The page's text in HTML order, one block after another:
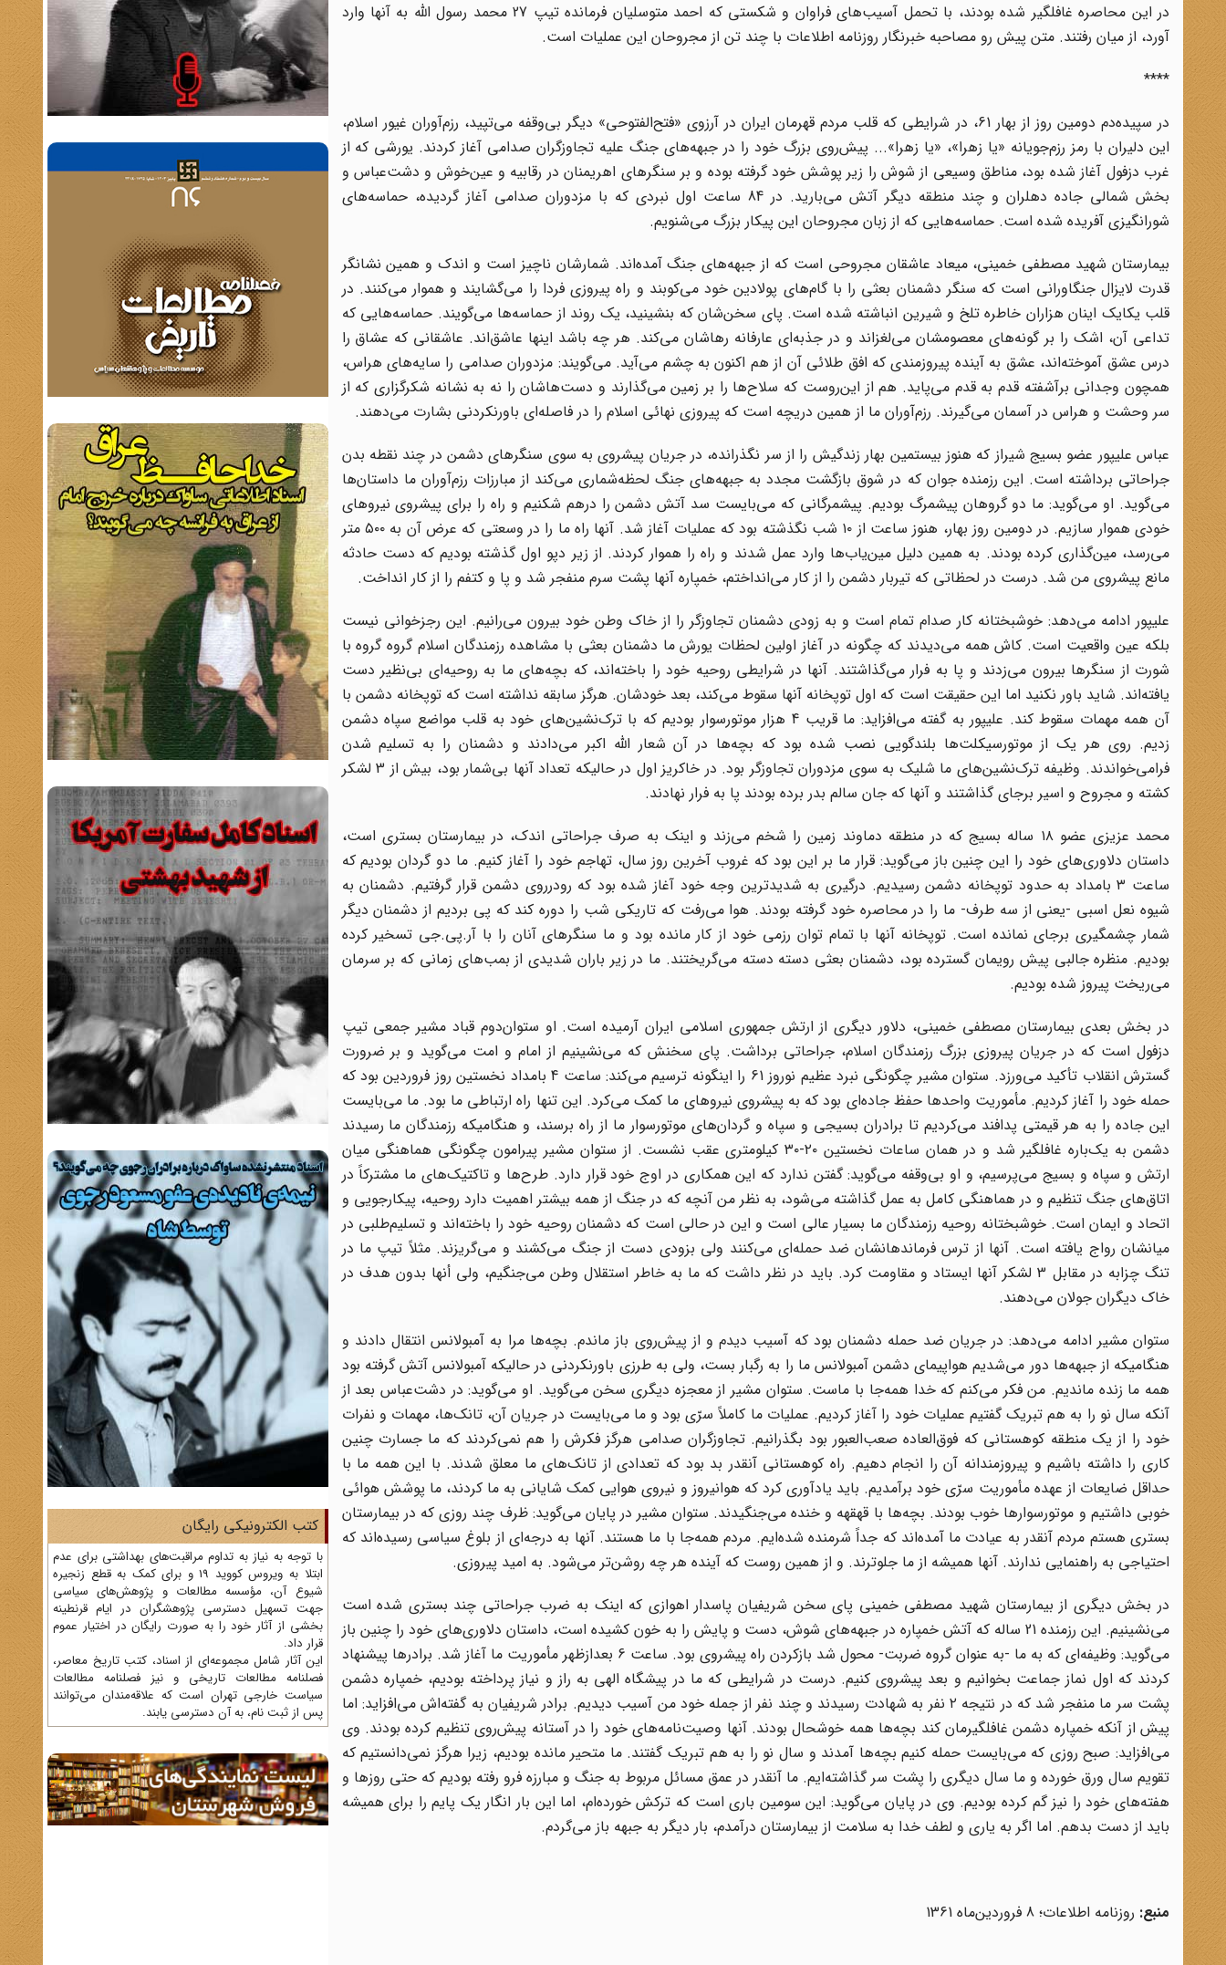
در این محاصره غافلگیر شده بودند، با تحمل آسیب‌های فراوان و شکستی که احمد متوسلیان فرمانده تیپ 27 محمد رسول الله به آنها وارد
آورد، از میان رفتند. متن پیش رو مصاحبه خبرنگار روزنامه اطلاعات با چند تن از مجروحان این عملیات است.
****
در سپیده‌دم دومین روز از بهار 61، در شرایطی که قلب مردم قهرمان ایران در آرزوی «فتح‌الفتوحی» دیگر بی‌وقفه می‌تپید، رزم‌آوران غیور اسلام،
این دلیران با رمز رزم‌جویانه «یا زهرا»، «یا زهرا»... پیش‌روی بزرگ خود را در جبهه‌های جنگ علیه تجاوزگران صدامی آغاز کردند. یورشی که از
غرب دزفول آغاز شده بود، مناطق وسیعی از شوش را زیر پوشش خود گرفته بوده و بر سنگرهای اهریمنان در رقابیه و عین‌خوش و دشت‌عباس و
بخش شمالی جاده دهلران و چند منطقه دیگر آتش می‌بارید. در 84 ساعت اول نبردی که با مزدوران صدامی آغاز گردیده، حماسه‌های
شورانگیزی آفریده شده است. حماسه‌هایی که از زبان مجروحان این پیکار بزرگ می‌شنویم.
بیمارستان شهید مصطفی خمینی، میعاد عاشقان مجروحی است که از جبهه‌های جنگ آمده‌اند. شمارشان ناچیز است و اندک و همین نشانگر
قدرت لایزال جنگاورانی است که سنگر دشمنان بعثی را با گام‌های پولادین خود می‌کوبند و راه پیروزی فردا را می‌گشایند و هموار می‌کنند. در
قلب یکایک اینان هزاران خاطره تلخ و شیرین انباشته شده است. پای سخن‌شان که بنشینید، یک روند از حماسه‌ها می‌گویند. حماسه‌هایی که
تداعی آن، اشک را بر گونه‌های معصومشان می‌لغزاند و در جذبه‌ای عارفانه رهاشان می‌کند. هر چه باشد اینها عاشق‌اند. عاشقانی که عشاق را
درس عشق آموخته‌اند، عشق به آینده پیروزمندی که افق طلائی آن از هم اکنون به چشم می‌آید. می‌گویند: مزدوران صدامی را سایه‌های هراس،
همچون وجدانی برآشفته قدم به قدم می‌پاید. هم از این‌روست که سلاح‌ها را بر زمین می‌گذارند و دست‌هاشان را نه به نشانه شکرگزاری که از
سر وحشت و هراس در آسمان می‌گیرند. رزم‌آوران ما از همین دریچه است که پیروزی نهائی اسلام را در فاصله‌ای باورنکردنی بشارت می‌دهند.
عباس علیپور عضو بسیج شیراز که هنوز بیستمین بهار زندگیش را از سر نگذرانده، در جریان پیشروی به سوی سنگرهای دشمن در چند نقطه بدن
جراحاتی برداشته است. این رزمنده جوان که در شوق بازگشت مجدد به جبهه‌های جنگ لحظه‌شماری می‌کند از مبارزات رزم‌آوران ما داستان‌ها
می‌گوید. او می‌گوید: ما دو گروهان پیشمرگ بودیم. پیشمرگانی که می‌بایست سد آتش دشمن را درهم شکنیم و راه را برای پیشروی نیروهای
خودی هموار سازیم. در دومین روز بهار، هنوز ساعت از ۱۰ شب نگذشته بود که عملیات آغاز شد. آنها راه ما را در وسعتی که عرض آن به ۵۰۰ متر
می‌رسد، مین‌گذاری کرده بودند. به همین دلیل مین‌یاب‌ها وارد عمل شدند و راه را هموار کردند. از زیر دپو اول گذشته بودیم که دست حادثه
مانع پیشروی من شد. درست در لحظاتی که تیربار دشمن را از کار می‌انداختم، خمپاره آنها پشت سرم منفجر شد و پا و کتفم را از کار انداخت.
علیپور ادامه می‌دهد: خوشبختانه کار صدام تمام است و به زودی دشمنان تجاوزگر را از خاک وطن خود بیرون می‌رانیم. این رجزخوانی نیست
بلکه عین واقعیت است. کاش همه می‌دیدند که چگونه در آغاز اولین لحظات یورش ما دشمنان بعثی با مشاهده رزمندگان اسلام گروه گروه با
شورت از سنگرها بیرون می‌زدند و پا به فرار می‌گذاشتند. آنها در شرایطی روحیه خود را باخته‌اند، که بچه‌های ما به روحیه‌ای بی‌نظیر دست
یافته‌اند. شاید باور نکنید اما این حقیقت است که اول توپخانه آنها سقوط می‌کند، بعد خودشان. هرگز سابقه نداشته است که توپخانه دشمن با
آن همه مهمات سقوط کند. علیپور به گفته می‌افزاید: ما قریب 4 هزار موتورسوار بودیم که با ترک‌نشین‌های خود به قلب مواضع سپاه دشمن
زدیم. روی هر یک از موتورسیکلت‌ها بلندگویی نصب شده بود که بچه‌ها در آن شعار الله اکبر می‌دادند و دشمنان را به تسلیم شدن
فرامی‌خواندند. وظیفه ترک‌نشین‌های ما شلیک به سوی مزدوران تجاوزگر بود. در خاکریز اول در حالیکه تعداد آنها بی‌شمار بود، بیش از 3 لشکر
کشته و مجروح و اسیر برجای گذاشتند و آنها که جان سالم بدر برده بودند پا به فرار نهادند.
محمد عزیزی عضو ۱۸ ساله بسیج که در منطقه دماوند زمین را شخم می‌زند و اینک به صرف جراحاتی اندک، در بیمارستان بستری است،
داستان دلاوری‌های خود را این چنین باز می‌گوید: قرار ما بر این بود که غروب آخرین روز سال، تهاجم خود را آغاز کنیم. ما دو گردان بودیم که
ساعت ۳ بامداد به حدود توپخانه دشمن رسیدیم. درگیری به شدیدترین وجه خود آغاز شده بود که رودرروی دشمن قرار گرفتیم. دشمنان به
شیوه نعل اسبی -یعنی از سه طرف- ما را در محاصره خود گرفته بودند. هوا می‌رفت که تاریکی شب را دوره کند که پی بردیم از دشمنان دیگر
شمار چشمگیری برجای نمانده است. توپخانه آنها با تمام توان رزمی خود از کار مانده بود و ما سنگرهای آنان را با آر.پی.جی تسخیر کرده
بودیم. منظره جالبی پیش رویمان گسترده بود، دشمنان بعثی دسته دسته می‌گریختند. ما در زیر باران شدیدی از بمب‌های زمانی که بر سرمان
می‌ریخت پیروز شده بودیم.
در بخش بعدی بیمارستان مصطفی خمینی، دلاور دیگری از ارتش جمهوری اسلامی ایران آرمیده است. او ستوان‌دوم قباد مشیر جمعی تیپ
دزفول است که در جریان پیروزی بزرگ رزمندگان اسلام، جراحاتی برداشت. پای سخنش که می‌نشینیم از امام و امت می‌گوید و بر ضرورت
گسترش انقلاب تأکید می‌ورزد. ستوان مشیر چگونگی نبرد عظیم نوروز 61 را اینگونه ترسیم می‌کند: ساعت 4 بامداد نخستین روز فروردین بود که
حمله خود را آغاز کردیم. مأموریت واحدها حفظ جاده‌ای بود که به پیشروی نیروهای ما کمک می‌کرد. این تنها راه ارتباطی ما بود. ما می‌بایست
این جاده را به هر قیمتی پدافند می‌کردیم تا برادران بسیجی و سپاه و گردان‌های موتورسوار ما از راه برسند، و هنگامیکه رزمندگان ما رسیدند
دشمن به یک‌باره غافلگیر شد و در همان ساعات نخستین ۲۰-۳۰ کیلومتری عقب نشست. از ستوان مشیر پیرامون چگونگی هماهنگی میان
ارتش و سپاه و بسیج می‌پرسیم، و او بی‌وقفه می‌گوید: گفتن ندارد که این همکاری در اوج خود قرار دارد. طرح‌ها و تاکتیک‌های ما مشترکاً در
اتاق‌های جنگ تنظیم و در هماهنگی کامل به عمل گذاشته می‌شود، به نظر من آنچه که در جنگ از همه بیشتر اهمیت دارد روحیه، پیکارجویی و
اتحاد و ایمان است. خوشبختانه روحیه رزمندگان ما بسیار عالی است و این در حالی است که دشمنان روحیه خود را باخته‌اند و تسلیم‌طلبی در
میانشان رواج یافته است. آنها از ترس فرماندهانشان ضد حمله‌ای می‌کنند ولی بزودی دست از جنگ می‌کشند و می‌گریزند. مثلاً تیپ ما در
تنگ چزابه در مقابل 3 لشکر آنها ایستاد و مقاومت کرد. باید در نظر داشت که ما به خاطر استقلال وطن می‌جنگیم، ولی أنها بدون هدف در
خاک دیگران جولان می‌دهند.
ستوان مشیر ادامه می‌دهد: در جریان ضد حمله دشمنان بود که آسیب دیدم و از پیش‌روی باز ماندم. بچه‌ها مرا به آمبولانس انتقال دادند و
هنگامیکه از جبهه‌ها دور می‌شدیم هواپیمای دشمن آمبولانس ما را به رگبار بست، ولی به طرزی باورنکردنی در حالیکه آمبولانس آتش گرفته بود
همه ما زنده ماندیم. من فکر می‌کنم که خدا همه‌جا با ماست. ستوان مشیر از معجزه دیگری سخن می‌گوید. او می‌گوید: در دشت‌عباس بعد از
آنکه سال نو را به هم تبریک گفتیم عملیات خود را آغاز کردیم. عملیات ما کاملاً سرّی بود و ما می‌بایست در جریان آن، تانک‌ها، مهمات و نفرات
خود را از یک منطقه کوهستانی که فوق‌العاده صعب‌العبور بود بگذرانیم. تجاوزگران صدامی هرگز فکرش را هم نمی‌کردند که ما جسارت چنین
کاری را داشته باشیم و پیروزمندانه آن را انجام دهیم. راه کوهستانی آنقدر بد بود که تعدادی از تانک‌های ما معلق شدند. با این همه ما با
حداقل ضایعات از عهده مأموریت سرّی خود برآمدیم. باید یادآوری کرد که هوانیروز و نیروی هوایی کمک شایانی به ما کردند، ما پوشش هوائی
خوبی داشتیم و موتورسوارها خوب بودند. بچه‌ها با قهقهه و خنده می‌جنگیدند. ستوان مشیر در پایان می‌گوید: ظرف چند روزی که در بیمارستان
بستری هستم مردم آنقدر به عیادت ما آمده‌اند که جداً شرمنده شده‌ایم. مردم همه‌جا با ما هستند. آنها به درجه‌ای از بلوغ سیاسی رسیده‌اند که
احتیاجی به راهنمایی ندارند. آنها همیشه از ما جلوترند. و از همین روست که آینده هر چه روشن‌تر می‌شود. به امید پیروزی.
در بخش دیگری از بیمارستان شهید مصطفی خمینی پای سخن شریفیان پاسدار اهوازی که اینک به ضرب جراحاتی چند بستری شده است
می‌نشینیم. این رزمنده 21 ساله که آتش خمپاره در جبهه‌های شوش، دست و پایش را به خون کشیده است، داستان دلاوری‌های خود را چنین باز
می‌گوید: وظیفه‌ای که به ما -به عنوان گروه ضربت- محول شد بازکردن راه پیشروی بود. ساعت 6 بعدازظهر مأموریت ما آغاز شد. برادرها پیشنهاد
کردند که اول نماز جماعت بخوانیم و بعد پیشروی کنیم. درست در شرایطی که ما در پیشگاه الهی به راز و نیاز پرداخته بودیم، خمپاره دشمن
پشت سر ما منفجر شد که در نتیجه ۲ نفر به شهادت رسیدند و چند نفر از جمله خود من آسیب دیدیم. برادر شریفیان به گفته‌اش می‌افزاید: اما
پیش از آنکه خمپاره دشمن غافلگیرمان کند بچه‌ها همه خوشحال بودند. آنها وصیت‌نامه‌های خود را در آستانه پیش‌روی تنظیم کرده بودند. وی
می‌افزاید: صبح روزی که می‌بایست حمله کنیم بچه‌ها آمدند و سال نو را به هم تبریک گفتند. ما متحیر مانده بودیم، زیرا هرگز نمی‌دانستیم که
تقویم سال ورق خورده و ما سال دیگری را پشت سر گذاشته‌ایم. ما آنقدر در عمق مسائل مربوط به جنگ و مبارزه فرو رفته بودیم که حتی روزها و
هفته‌های خود را نیز گم کرده بودیم. وی در پایان می‌گوید: این سومین باری است که ترکش خورده‌ام، اما این بار انگار یک پایم را برای همیشه
باید از دست بدهم. اما اگر به یاری و لطف خدا به سلامت از بیمارستان درآمدم، بار دیگر به جبهه باز می‌گردم.
منبع: روزنامه اطلاعات؛ 8 فروردین‌ماه 1361
کتب الکترونیکی رایگان
با توجه به نیاز به تداوم مراقبت‌های بهداشتی برای عدم
ابتلا به ویروس کووید 19 و برای کمک به قطع زنجیره
شیوع آن، مؤسسه مطالعات و پژوهش‌های سیاسی
جهت تسهیل دسترسی پژوهشگران در ایام قرنطینه
بخشی از آثار خود را به صورت رایگان در اختیار عموم
قرار داد.
این آثار شامل مجموعه‌ای از اسناد، کتب تاریخ معاصر،
فصلنامه‌ مطالعات تاریخی و نیز فصلنامه مطالعات
سیاست خارجی تهران است که علاقه‌مندان می‌توانند
پس از ثبت نام، به آن دسترسی یابند.